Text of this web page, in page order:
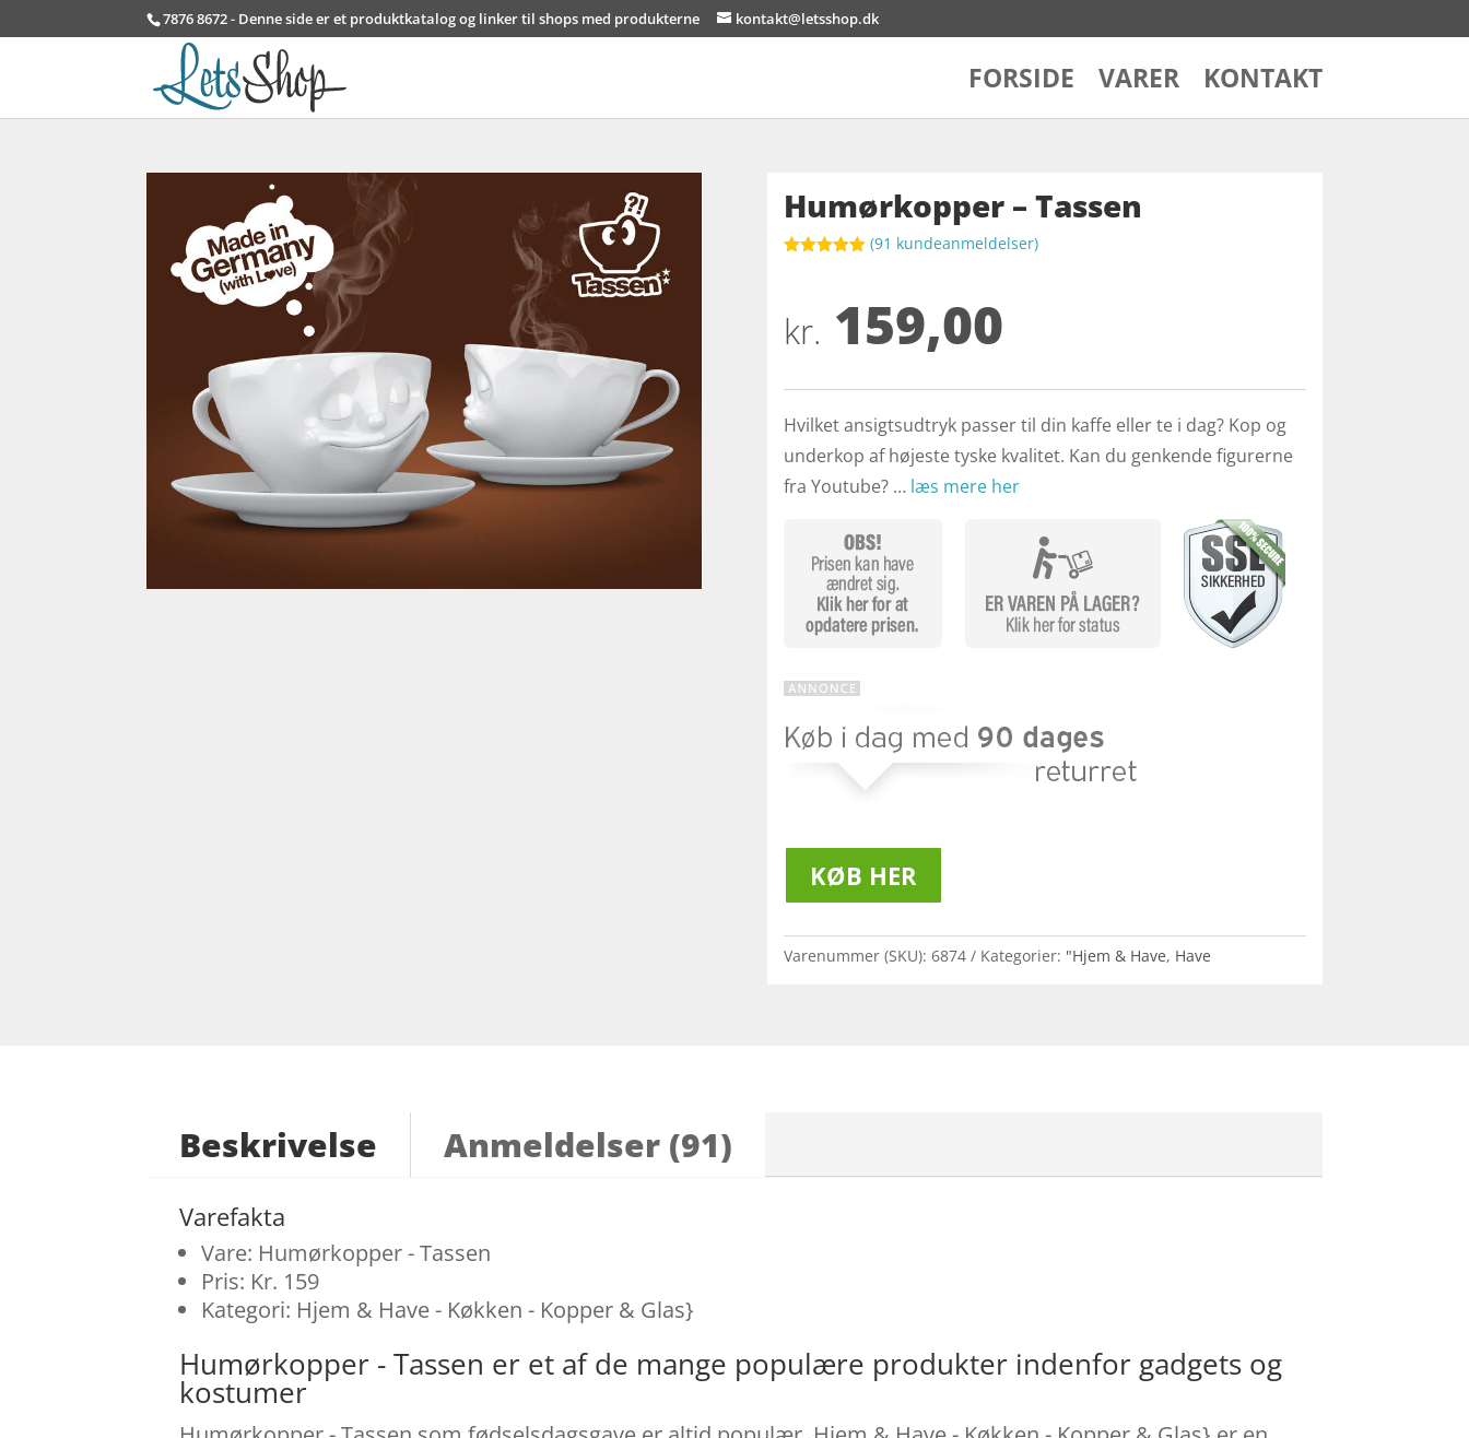
7876 8672 - Denne side er et produktkatalog og linker til shops med produkterne kontakt@letsshop.dk
FORSIDE VARER KONTAKT
Humørkopper – Tassen
baseret på
kundebedøm
melser
(91 kundeanmeldelser)
kr. 159,00
Hvilket ansigtsudtryk passer til din kaffe eller te i dag? Kop og
underkop af højeste tyske kvalitet. Kan du genkende figurerne
fra Youtube? … læs mere her
KØB HER
Varenummer (SKU): 6874 Kategorier: "Hjem & Have, Have
Beskrivelse Anmeldelser (91)
Varefakta
Vare: Humørkopper - Tassen
Pris: Kr. 159
Kategori: Hjem & Have - Køkken - Kopper & Glas}
Humørkopper - Tassen er et af de mange populære produkter indenfor gadgets og
kostumer